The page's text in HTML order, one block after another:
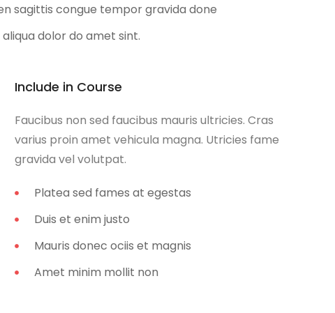
sagittis congue tempor gravida done
dolor do amet sint.
Include in Course
Faucibus non sed faucibus mauris ultricies. Cras
varius proin amet vehicula magna. Utricies fame
gravida vel volutpat.
Platea sed fames at egestas
Duis et enim justo
Mauris donec ociis et magnis
Amet minim mollit non